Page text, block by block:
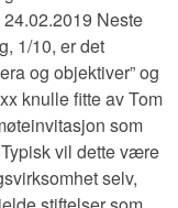
Neste
1/10, er det
og objektiver” og
knulle fitte av Tom
som
vil dette være
selv,